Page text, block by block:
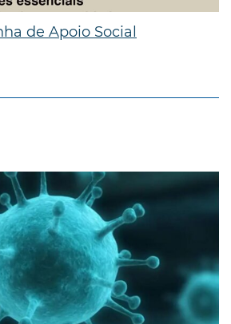
de Apoio Social